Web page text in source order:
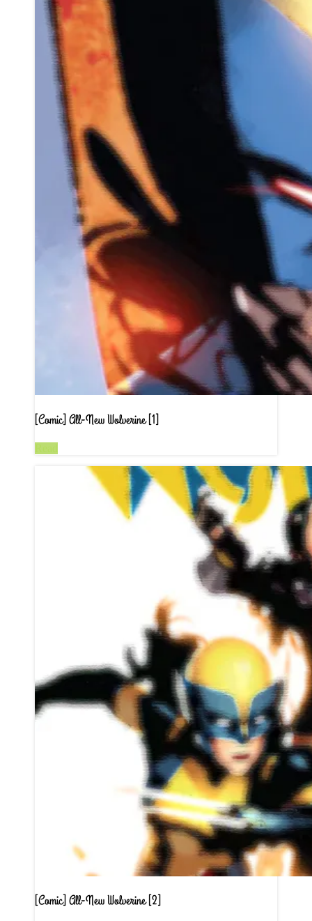
[Comic] All-New Wolverine [1]
[Comic] All-New Wolverine [2]